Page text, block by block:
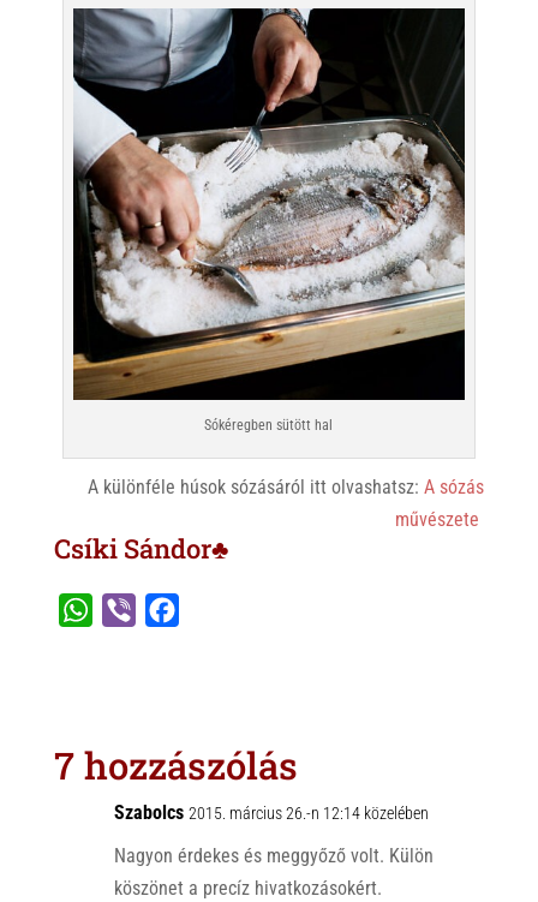
Sókéregben sütött hal
A különféle húsok sózásáról itt olvashatsz:A sózás
művészete
Csíki Sándor♣
A
o
o
k
7 hozzászólás
Szabolcs 2015. március 26.-n 12:14 közelében
Nagyon érdekes és meggyőző volt. Külön
köszönet a precíz hivatkozásokért.